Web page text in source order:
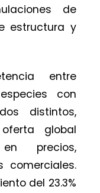
de
estructura y
entre
con
distintos,
global
precios,
comerciales.
del 23.3%